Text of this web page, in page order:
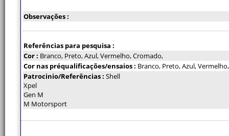
Observações :
Referências para pesquisa :
Cor : Branco, Preto, Azul, Vermelho, Cromado,
Cor nas préqualificações/ensaios : Branco, Preto, Azul,
Patrocinio/Referências : Shell
Xpel
Gen M
M Motorsport